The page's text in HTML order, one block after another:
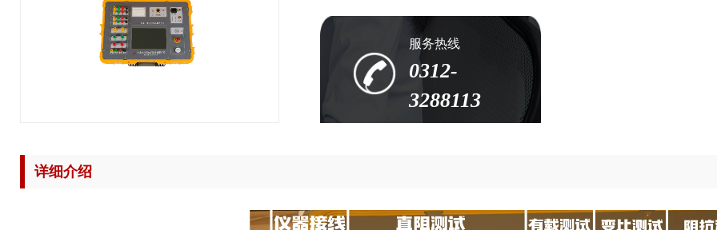
服务热线
0312-
3288113
详细介绍